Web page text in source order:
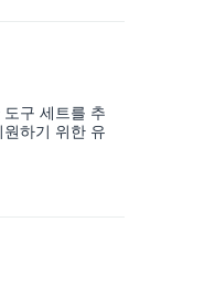
구 세트를 추
하기 위한 유